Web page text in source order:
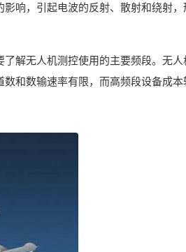
响，引起电波的反射、散射和绕射，
解无人机测控使用的主要频段。无人
和数输速率有限，而高频段设备成本